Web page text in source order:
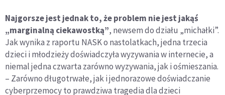
Najgorsze jest jednak to, że problem nie jest jakąś
„marginalną ciekawostką”, newsem do działu „michałki”.
Jak wynika z raportu NASK o nastolatkach, jedna trzecia
dzieci i młodzieży doświadczyła wyzywania w internecie, a
niemal jedna czwarta zarówno wyzywania, jak i ośmieszania.
– Zarówno długotrwałe, jak i jednorazowe doświadczanie
cyberprzemocy to prawdziwa tragedia dla dzieci